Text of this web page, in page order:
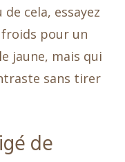
cela, essayez
pour un
jaune, mais qui
sans tirer
de